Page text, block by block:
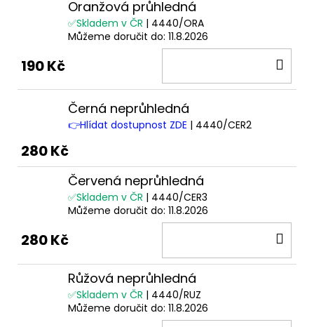
Oranžová průhledná
✅Skladem v ČR | 4440/ORA
Můžeme doručit do: 11.8.2026
190 Kč
Černá neprůhledná
👉Hlídat dostupnost ZDE | 4440/CER2
280 Kč
Červená neprůhledná
✅Skladem v ČR | 4440/CER3
Můžeme doručit do: 11.8.2026
280 Kč
Růžová neprůhledná
✅Skladem v ČR | 4440/RUZ
Můžeme doručit do: 11.8.2026